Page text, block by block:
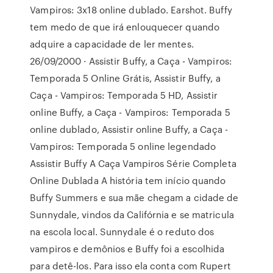
Vampiros: 3x18 online dublado. Earshot. Buffy
tem medo de que irá enlouquecer quando
adquire a capacidade de ler mentes.
26/09/2000 · Assistir Buffy, a Caça - Vampiros:
Temporada 5 Online Grátis, Assistir Buffy, a
Caça - Vampiros: Temporada 5 HD, Assistir
online Buffy, a Caça - Vampiros: Temporada 5
online dublado, Assistir online Buffy, a Caça -
Vampiros: Temporada 5 online legendado
Assistir Buffy A Caça Vampiros Série Completa
Online Dublada A história tem início quando
Buffy Summers e sua mãe chegam a cidade de
Sunnydale, vindos da Califórnia e se matricula
na escola local. Sunnydale é o reduto dos
vampiros e demônios e Buffy foi a escolhida
para detê-los. Para isso ela conta com Rupert